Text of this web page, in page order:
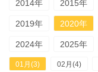
2014年 2015年
2019年 2020年
2024年 2025年
01月(3) 02月(4)